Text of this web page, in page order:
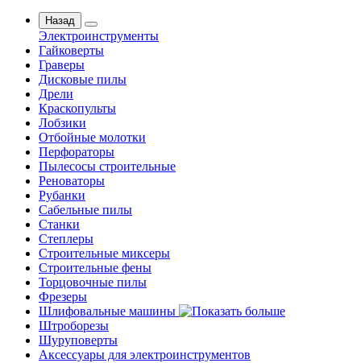
Назад
Электроинструменты
Гайковерты
Граверы
Дисковые пилы
Дрели
Краскопульты
Лобзики
Отбойные молотки
Перфораторы
Пылесосы строительные
Реноваторы
Рубанки
Сабельные пилы
Станки
Степлеры
Строительные миксеры
Строительные фены
Торцовочные пилы
Фрезеры
Шлифовальные машины
Штроборезы
Шуруповерты
Аксессуары для электроинструментов